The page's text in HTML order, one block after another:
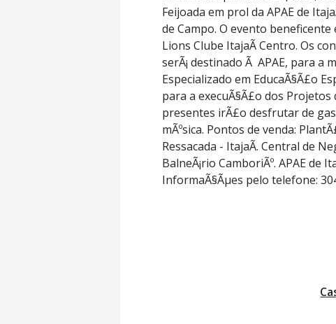
Feijoada em prol da APAE de
de Campo. O evento
Lions Clube ItajaÃ­ Centro. Os
serÃ¡ destinado Ã APAE, para a
Especializado em EducaÃ§Ã£o
para a execuÃ§Ã£o dos
presentes irÃ£o desfrutar de
mÃºsica. Pontos de venda:
Ressacada - ItajaÃ­. Central de
BalneÃ¡rio CamboriÃº. APAE de
InformaÃ§Ãµes pelo telefone: